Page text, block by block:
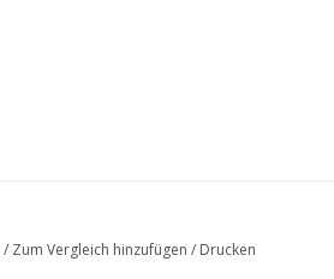
/ Zum Vergleich hinzufügen / Drucken